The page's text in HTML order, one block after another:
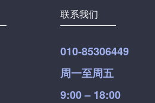
联系我们
010-85306449
周一至周五
9:00 – 18:00